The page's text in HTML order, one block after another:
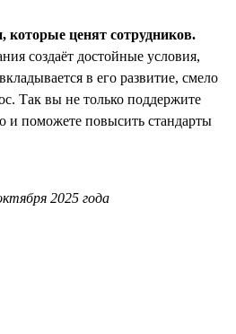
которые ценят сотрудников.
создаёт достойные условия,
в его развитие, смело
Так вы не только поддержите
и поможете повысить стандарты
2025 года